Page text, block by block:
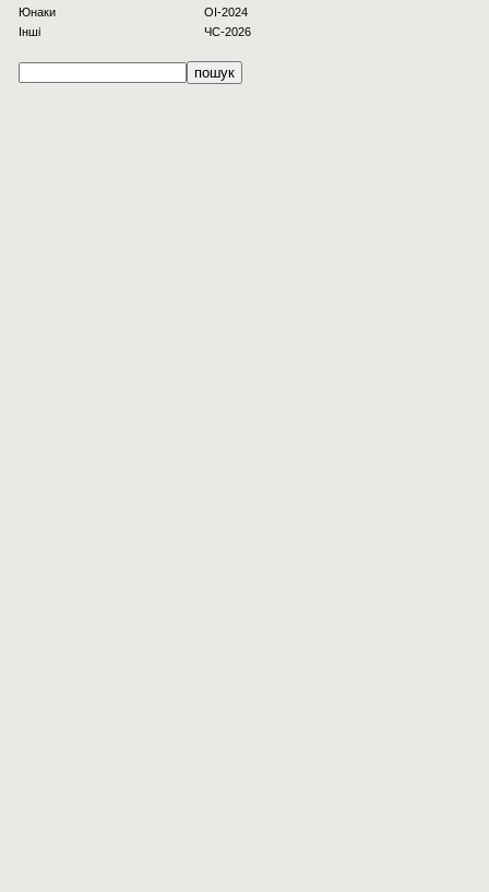
Юнаки
Інші
OI-2024
ЧС-2026